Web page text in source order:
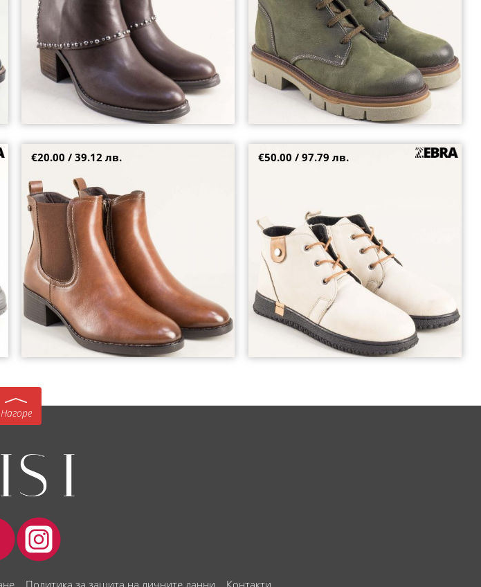
Дамски боти в кафяво от еко материал с цип и
широк ластик ycc93k
41
€20.00 / 39.12 лв.
Леки и удобни дамски боти от естествена кожа
€50.00 / 97.79 лв.
Нагоре
Политика за защита на личните данни Контакти